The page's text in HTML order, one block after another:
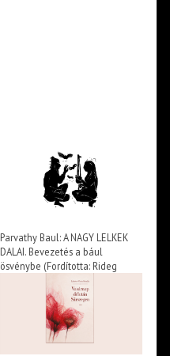
Parvathy Baul: A NAGY LELKEK
DALAI. Bevezetés a bául
ösvénybe (Fordította: Rideg